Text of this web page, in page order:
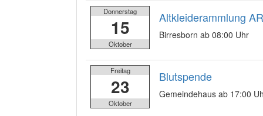
Donnerstag
15
Oktober
Altkleiderammlung
Birresborn ab 08:00 Uhr
Freitag
23
Oktober
Blutspende
Gemeindehaus ab 17:00